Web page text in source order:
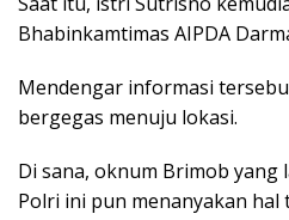
Bhabinkamtimas AIPDA
Mendengar informasi
bergegas menuju lokasi.
Di sana, oknum Brimob yang
Polri ini pun menanyakan hal